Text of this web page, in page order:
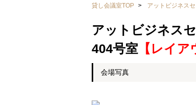
貸し会議室TOP > アットビジネス
アットビジネス
404号室 【レイ
会場写真